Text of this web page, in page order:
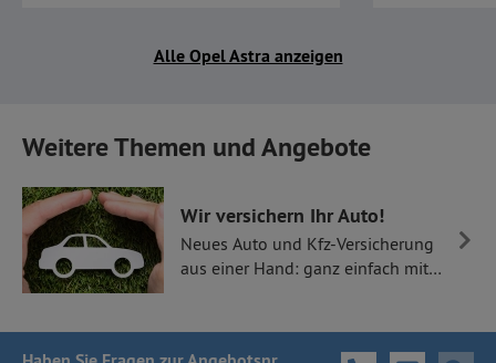
Alle Opel Astra anzeigen
Weitere Themen und Angebote
Wir versichern Ihr Auto!
Neues Auto und Kfz-Versicherung
aus einer Hand: ganz einfach mit